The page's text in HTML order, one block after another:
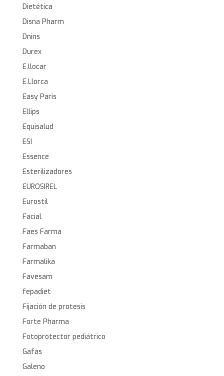
Dietética
Disna Pharm
Dnins
Durex
E.llocar
E.Llorca
Easy Paris
Ellips
Equisalud
ESI
Essence
Esterilizadores
EUROSIREL
Eurostil
Facial
Faes Farma
Farmaban
Farmalika
Favesam
fepadiet
Fijación de protesis
Forte Pharma
Fotoprotector pediátrico
Gafas
Galeno